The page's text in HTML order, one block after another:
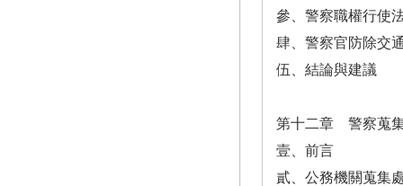
參、警察職權行使
肆、警察官防除交
伍、結論與建議
第十二章 警察蒐
壹、前言
貳、公務機關蒐集